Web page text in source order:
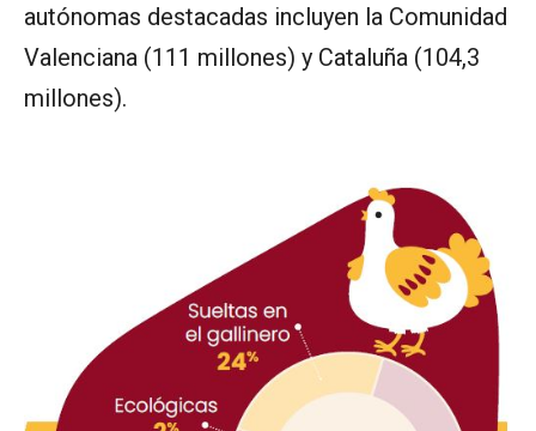
autónomas destacadas incluyen la Comunidad
Valenciana (111 millones) y Cataluña (104,3
millones).